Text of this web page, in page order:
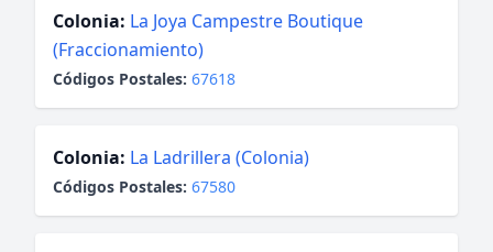
Colonia: La Joya Campestre Boutique
(Fraccionamiento)
Códigos Postales: 67618
Colonia: La Ladrillera (Colonia)
Códigos Postales: 67580